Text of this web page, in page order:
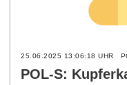
25.06.2025 13:06:18 UHR
POL-S: